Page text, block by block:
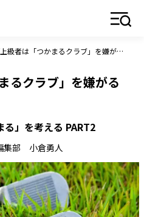
なぜ上級者は「つかまるクラブ」を嫌がるのか
るクラブ」を嫌がる
」を考える PART2
集部 小倉勇人